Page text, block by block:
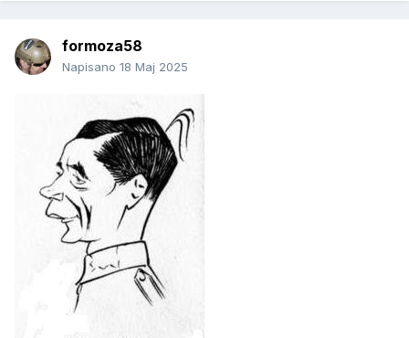
formoza58
Napisano 18 Maj 2025